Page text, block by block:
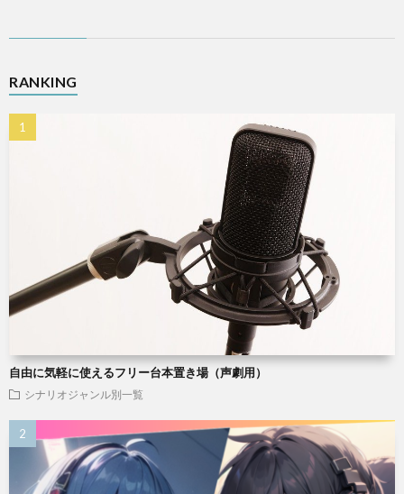
RANKING
自由に気軽に使えるフリー台本置き場（声劇用）
シナリオジャンル別一覧